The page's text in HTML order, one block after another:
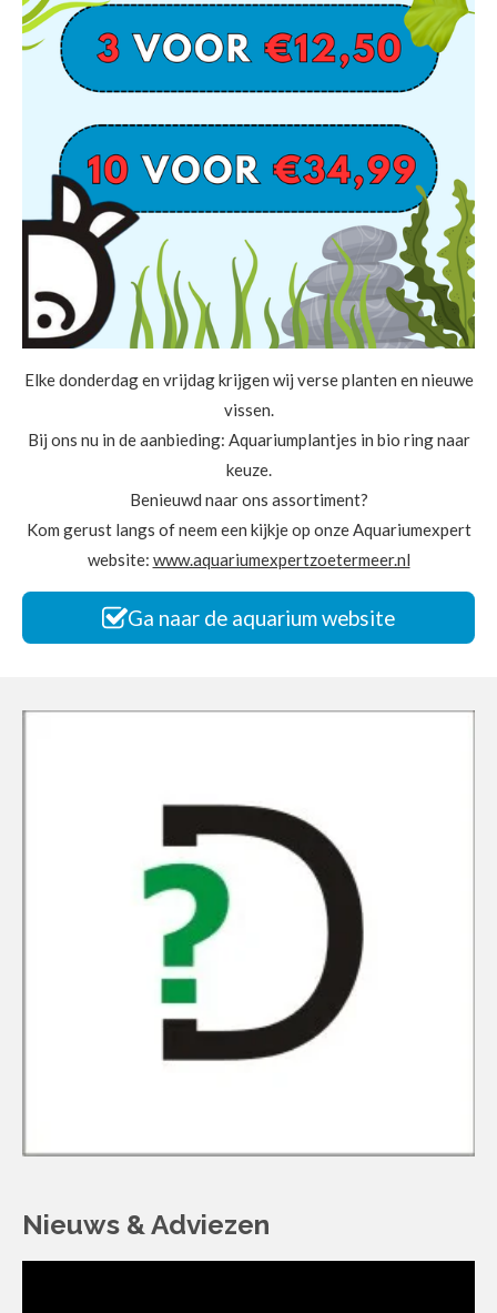
Elke donderdag en vrijdag krijgen wij verse planten en nieuwe
vissen.
Bij ons nu in de aanbieding: Aquariumplantjes in bio ring naar
keuze.
Benieuwd naar ons assortiment?
Kom gerust langs of neem een kijkje op onze Aquariumexpert
website: www.aquariumexpertzoetermeer.nl
Ga naar de aquarium website
Nieuws & Adviezen